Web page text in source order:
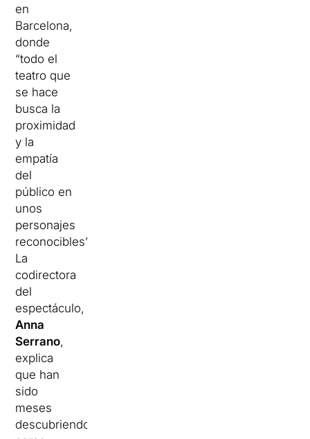
en
Barcelona,
donde
“todo el
teatro que
se hace
busca la
proximidad
y la
empatía
del
público en
unos
personajes
reconocibles”.
La
codirectora
del
espectáculo,
Anna
Serrano,
explica
que han
sido
meses
descubriendo